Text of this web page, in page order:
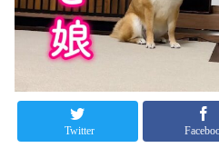
Twitter